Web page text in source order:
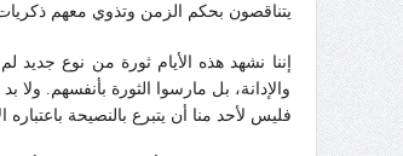
يتناقصون بحكم الزمن وتذوي معهم ذكريات
والإدانة، بل مارسوا الثورة بأنفسهم.
فليس لأحد منا أن يتبرع بالنصيحة